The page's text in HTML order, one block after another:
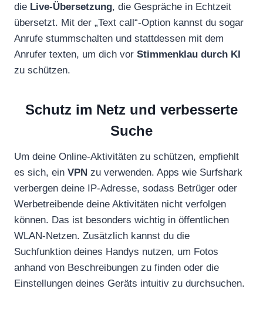
die Live-Übersetzung, die Gespräche in Echtzeit
übersetzt. Mit der „Text call“-Option kannst du sogar
Anrufe stummschalten und stattdessen mit dem
Anrufer texten, um dich vor Stimmenklau durch KI
zu schützen.
Schutz im Netz und verbesserte
Suche
Um deine Online-Aktivitäten zu schützen, empfiehlt
es sich, ein VPN zu verwenden. Apps wie Surfshark
verbergen deine IP-Adresse, sodass Betrüger oder
Werbetreibende deine Aktivitäten nicht verfolgen
können. Das ist besonders wichtig in öffentlichen
WLAN-Netzen. Zusätzlich kannst du die
Suchfunktion deines Handys nutzen, um Fotos
anhand von Beschreibungen zu finden oder die
Einstellungen deines Geräts intuitiv zu durchsuchen.